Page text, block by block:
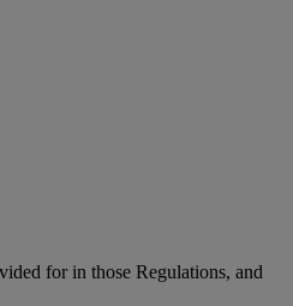
for in those Regulations, and